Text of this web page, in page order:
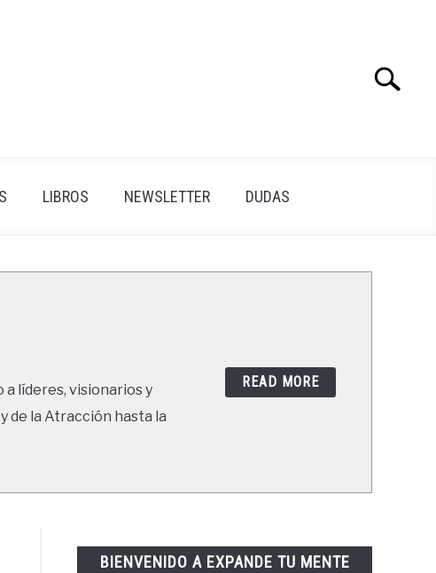
Search
LIBROS NEWSLETTER DUDAS
líderes, visionarios y
de la Atracción hasta la
READ MORE
BIENVENIDO A EXPANDE TU MENTE